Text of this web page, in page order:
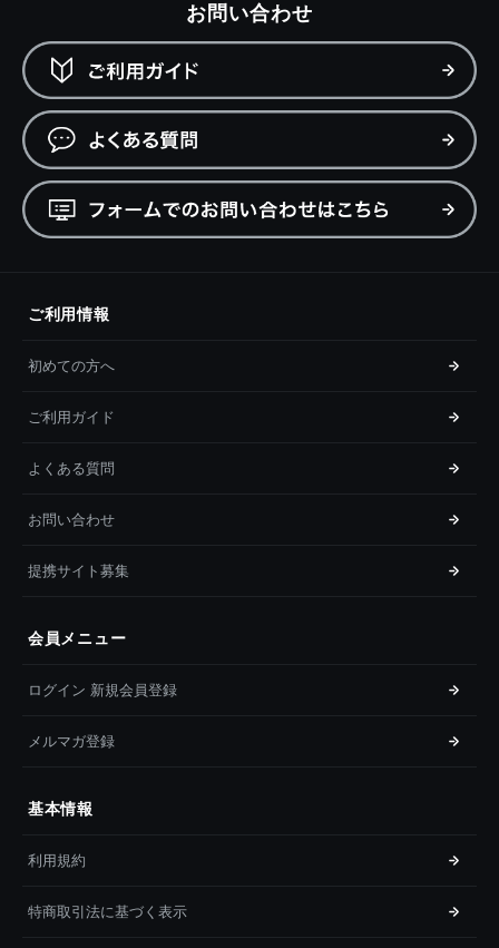
お問い合わせ
ご利用情報
初めての方へ
ご利用ガイド
よくある質問
お問い合わせ
提携サイト募集
会員メニュー
ログイン 新規会員登録
メルマガ登録
基本情報
利用規約
特商取引法に基づく表示